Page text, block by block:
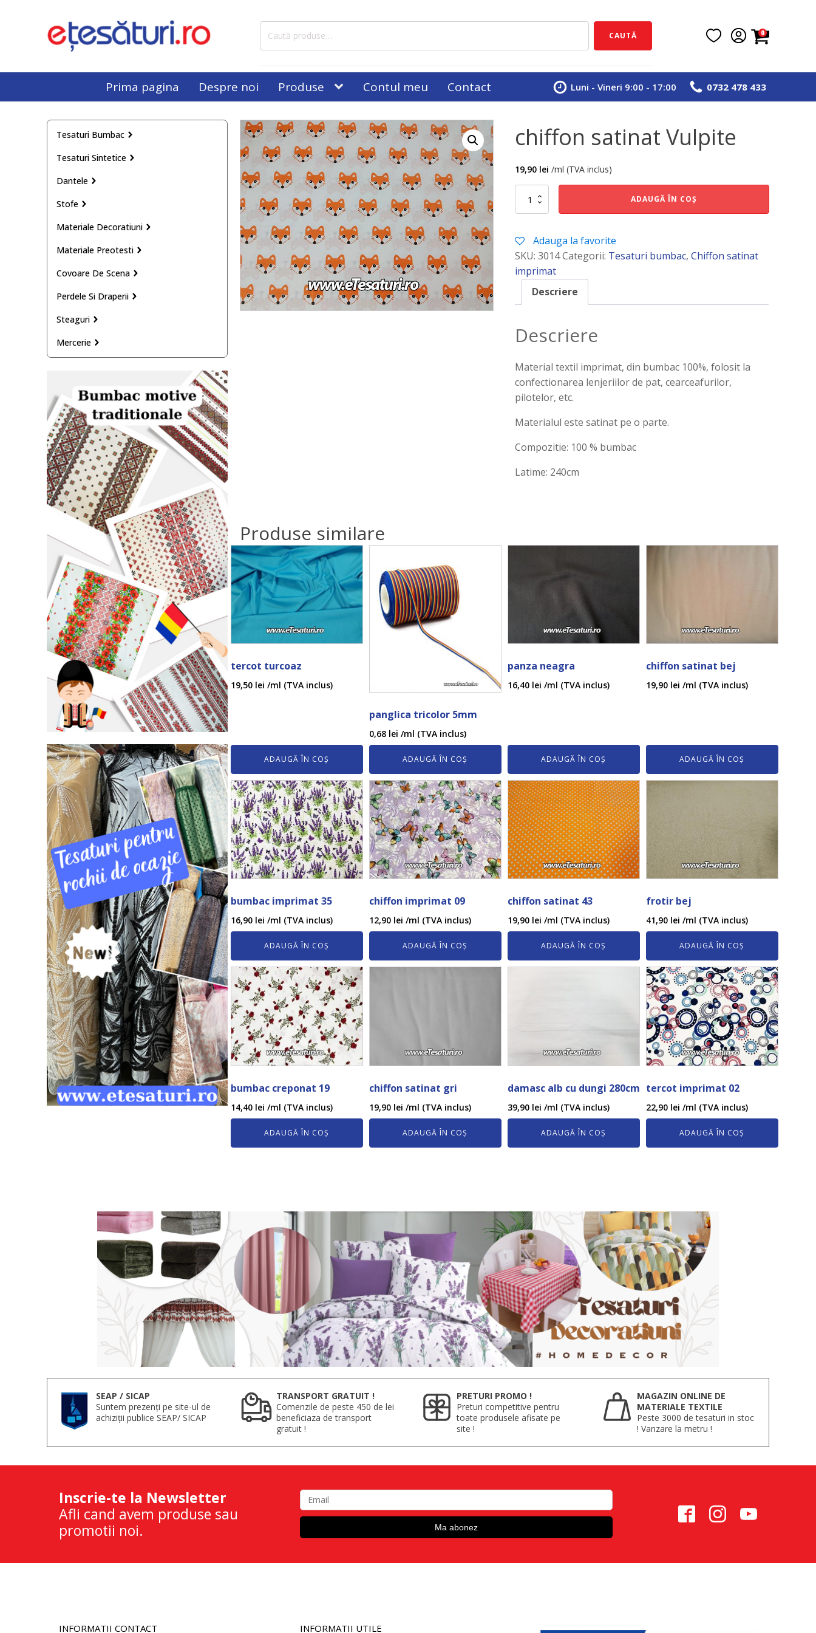
Caută
CAUTĂ 0
Prima pagina Despre noi Produse Contul meu Contact Luni - Vineri 9:00 - 17:00 0732 478 433
Tesaturi Bumbac
Tesaturi Sintetice
Dantele
Stofe
Materiale Decoratiuni
Materiale Preotesti
Covoare De Scena
Perdele Si Draperii
Steaguri
Mercerie
chiffon satinat Vulpite
19,90 lei /ml (TVA inclus)
Cantitate
ADAUGĂ ÎN COȘ
Adauga la favorite
SKU:3014Categorii: Tesaturi bumbac,Chiffon satinat
imprimat
Descriere
Descriere
Material textil imprimat, din bumbac 100%, folosit la
confectionarea lenjeriilor de pat, cearceafurilor,
pilotelor, etc.
Materialul este satinat pe o parte.
Compozitie: 100 % bumbac
Latime: 240cm
Produse similare
tercot turcoaz
19,50 lei /ml (TVA inclus)
ADAUGĂ ÎN COȘ
panglica tricolor 5mm
0,68 lei /ml (TVA inclus)
ADAUGĂ ÎN COȘ
panza neagra
16,40 lei /ml (TVA inclus)
ADAUGĂ ÎN COȘ
chiffon satinat bej
19,90 lei /ml (TVA inclus)
ADAUGĂ ÎN COȘ
bumbac imprimat 35
16,90 lei /ml (TVA inclus)
ADAUGĂ ÎN COȘ
chiffon imprimat 09
12,90 lei /ml (TVA inclus)
ADAUGĂ ÎN COȘ
chiffon satinat 43
19,90 lei /ml (TVA inclus)
ADAUGĂ ÎN COȘ
frotir bej
41,90 lei /ml (TVA inclus)
ADAUGĂ ÎN COȘ
bumbac creponat 19
14,40 lei /ml (TVA inclus)
ADAUGĂ ÎN COȘ
chiffon satinat gri
19,90 lei /ml (TVA inclus)
ADAUGĂ ÎN COȘ
damasc alb cu dungi 280cm
39,90 lei /ml (TVA inclus)
ADAUGĂ ÎN COȘ
tercot imprimat 02
22,90 lei /ml (TVA inclus)
ADAUGĂ ÎN COȘ
SEAP / SICAP
Suntem prezenți pe site-ul de
achiziții publice SEAP/ SICAP
TRANSPORT GRATUIT !
Comenzile de peste 450 de lei
beneficiaza de transport
gratuit !
PRETURI PROMO !
Preturi competitive pentru
toate produsele afisate pe
site !
MAGAZIN ONLINE DE
MATERIALE TEXTILE
Peste 3000 de tesaturi in stoc
! Vanzare la metru !
Inscrie-te la Newsletter
Afli cand avem produse sau
promotii noi.
INFORMATII CONTACT INFORMATII UTILE